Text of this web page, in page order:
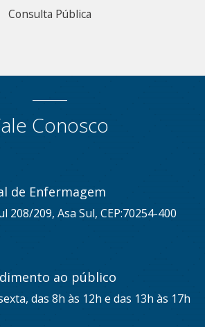
Consulta Pública
Conosco
de Enfermagem
208/209, Asa Sul, CEP:70254-400
ao público
das 8h às 12h e das 13h às 17h